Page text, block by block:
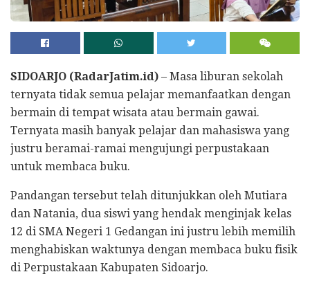
SIDOARJO (RadarJatim.id) – Masa liburan sekolah
ternyata tidak semua pelajar memanfaatkan dengan
bermain di tempat wisata atau bermain gawai.
Ternyata masih banyak pelajar dan mahasiswa yang
justru beramai-ramai mengujungi perpustakaan
untuk membaca buku.
Pandangan tersebut telah ditunjukkan oleh Mutiara
dan Natania, dua siswi yang hendak menginjak kelas
12 di SMA Negeri 1 Gedangan ini justru lebih memilih
menghabiskan waktunya dengan membaca buku fisik
di Perpustakaan Kabupaten Sidoarjo.